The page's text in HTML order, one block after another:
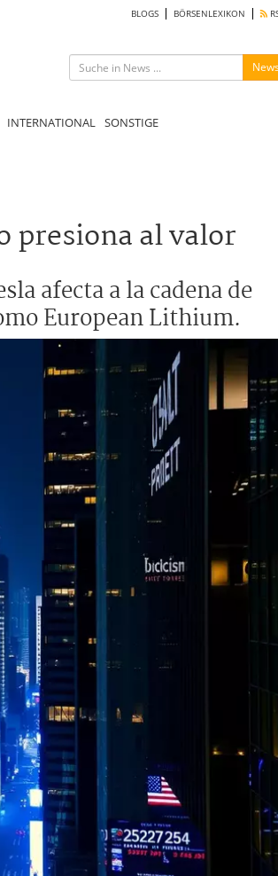
BLOGS BÖRSENLEXIKON
INTERNATIONAL SONSTIGE
presiona al valor
afecta a la cadena de
European Lithium.